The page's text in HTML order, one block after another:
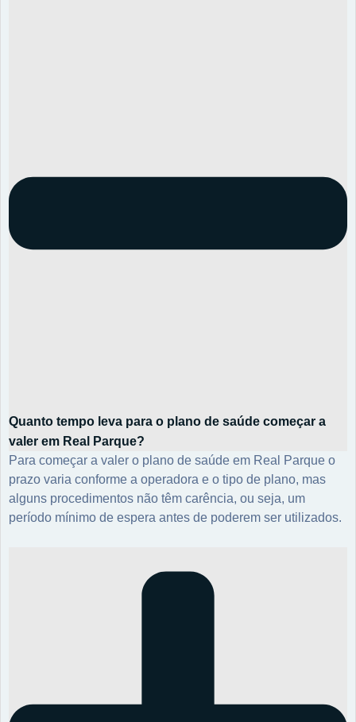
Quanto tempo leva para o plano de saúde começar a
valer em Real Parque?
Para começar a valer o plano de saúde em Real Parque o
prazo varia conforme a operadora e o tipo de plano, mas
alguns procedimentos não têm carência, ou seja, um
período mínimo de espera antes de poderem ser utilizados.